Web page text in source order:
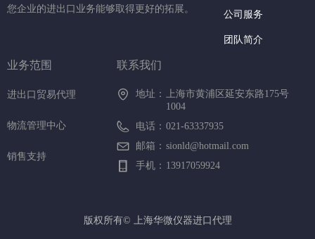
版权所有© 上海华微仪器进口代理
公司服务
团队简介
您企业的进出口业务能够取得更好的拓展。
进出口贸易代理
物流管理中心
销售支持
业务范围 联系我们
地址： 上海市黄浦区延安东路175号
1004
电话： 021-63337935
邮箱： sionld@hotmail.com
手机： 13917059924